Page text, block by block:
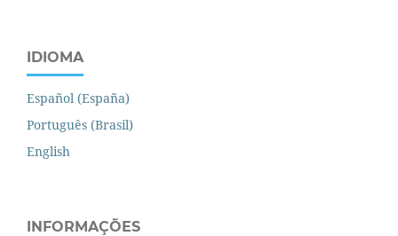
IDIOMA
Español (España)
Português (Brasil)
English
INFORMAÇÕES